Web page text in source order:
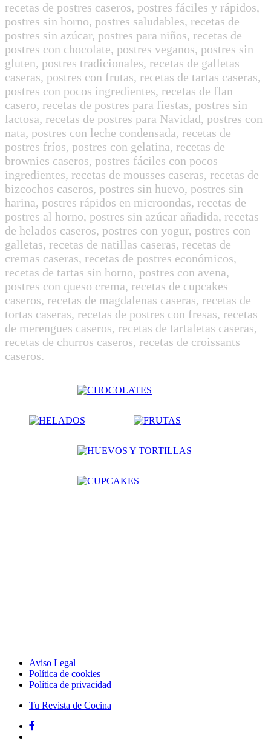
recetas de postres caseros, postres fáciles y rápidos,
postres sin horno, postres saludables, recetas de
postres sin azúcar, postres para niños, recetas de
postres con chocolate, postres veganos, postres sin
gluten, postres tradicionales, recetas de galletas
caseras, postres con frutas, recetas de tartas caseras,
postres con pocos ingredientes, recetas de flan
casero, recetas de postres para fiestas, postres sin
lactosa, recetas de postres para Navidad, postres con
nata, postres con leche condensada, recetas de
postres fríos, postres con gelatina, recetas de
brownies caseros, postres fáciles con pocos
ingredientes, recetas de mousses caseras, recetas de
bizcochos caseros, postres sin huevo, postres sin
harina, postres rápidos en microondas, recetas de
postres al horno, postres sin azúcar añadida, recetas
de helados caseros, postres con yogur, postres con
galletas, recetas de natillas caseras, recetas de
cremas caseras, recetas de postres económicos,
recetas de tartas sin horno, postres con avena,
postres con queso crema, recetas de cupcakes
caseros, recetas de magdalenas caseras, recetas de
tortas caseras, recetas de postres con fresas, recetas
de merengues caseros, recetas de tartaletas caseras,
recetas de churros caseros, recetas de croissants
caseros.
Aviso Legal
Política de cookies
Política de privacidad
Tu Revista de Cocina